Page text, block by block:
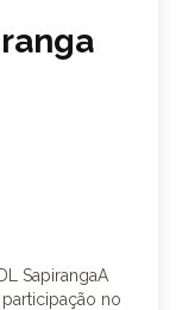
SapirangaA
no